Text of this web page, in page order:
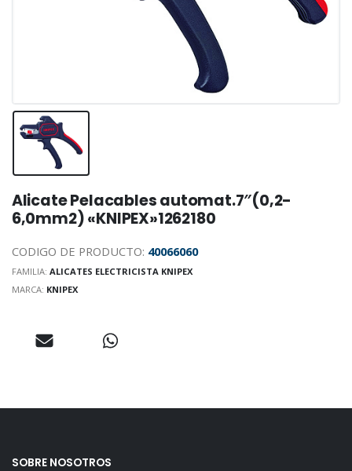
Alicate Pelacables automat.7″(0,2-
6,0mm2) «KNIPEX»1262180
CODIGO DE PRODUCTO: 40066060
FAMILIA: ALICATES ELECTRICISTA KNIPEX
MARCA: KNIPEX
SOBRE NOSOTROS